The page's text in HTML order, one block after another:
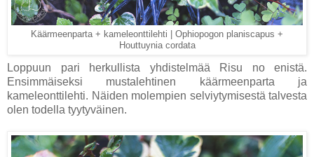
Käärmeenparta + kameleonttilehti | Ophiopogon planiscapus +
Houttuynia cordata
Loppuun pari herkullista yhdistelmää Risu no enistä.
Ensimmäiseksi mustalehtinen käärmeenparta ja
kameleonttilehti. Näiden molempien selviytymisestä talvesta
olen todella tyytyväinen.